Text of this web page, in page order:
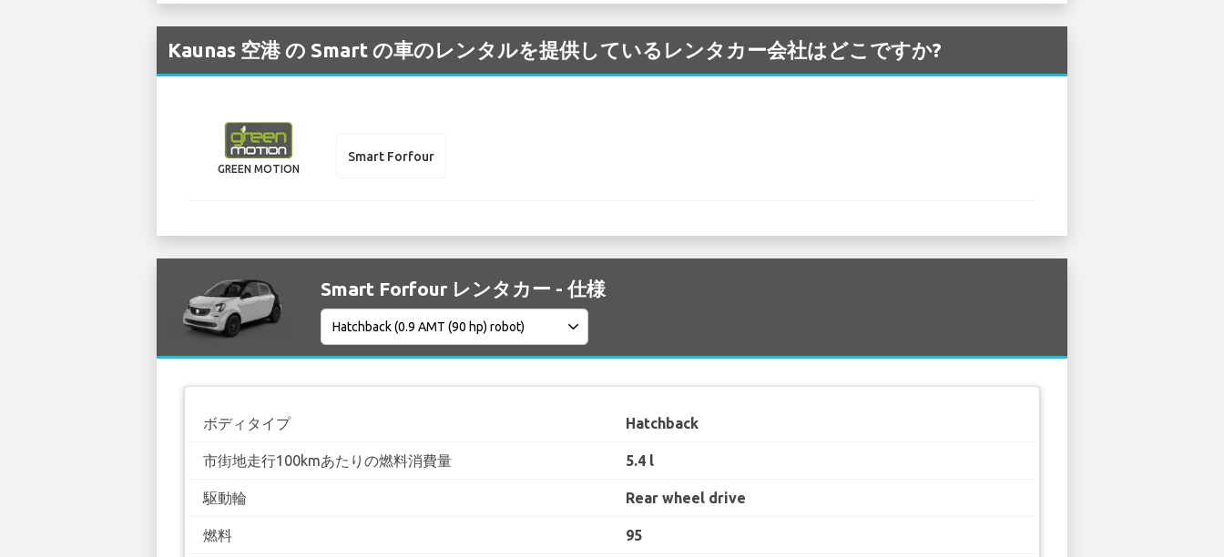
Kaunas 空港 の Smart の車のレンタルを提供しているレンタカー会社はどこですか?
GREEN MOTION
Smart Forfour
Smart Forfour レンタカー - 仕様
ボディタイプ Hatchback
市街地走行100kmあたりの燃料消費量 5.4 l
駆動輪 Rear wheel drive
燃料 95